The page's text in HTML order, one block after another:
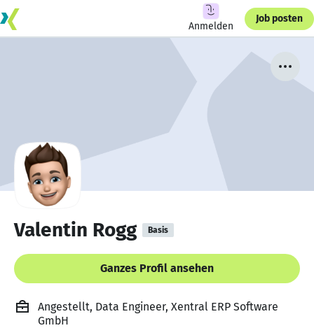
Anmelden
Job posten
Valentin Rogg Basis
Ganzes Profil ansehen
Angestellt, Data Engineer, Xentral ERP Software
GmbH